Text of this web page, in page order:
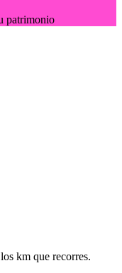
patrimonio
km que recorres.